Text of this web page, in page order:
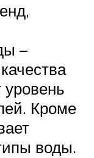
–
Кроме
воды.